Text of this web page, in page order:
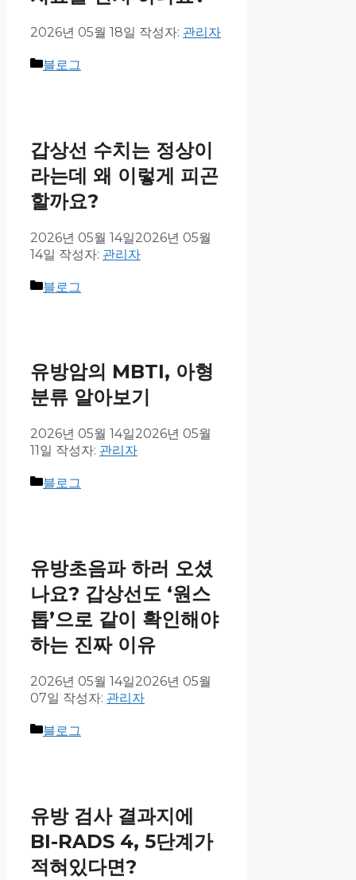
2026년 05월 18일 작성자: 관리자
블로그
갑상선 수치는 정상이
라는데 왜 이렇게 피곤
할까요?
2026년 05월 14일2026년 05월
14일 작성자: 관리자
블로그
유방암의 MBTI, 아형
분류 알아보기
2026년 05월 14일2026년 05월
11일 작성자: 관리자
블로그
유방초음파 하러 오셨
나요? 갑상선도 ‘원스
톱’으로 같이 확인해야
하는 진짜 이유
2026년 05월 14일2026년 05월
07일 작성자: 관리자
블로그
유방 검사 결과지에
BI-RADS 4, 5단계가
적혀있다면?